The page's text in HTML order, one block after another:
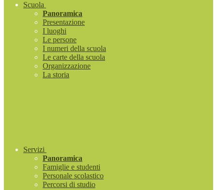
Scuola
Panoramica
Presentazione
I luoghi
Le persone
I numeri della scuola
Le carte della scuola
Organizzazione
La storia
Servizi
Panoramica
Famiglie e studenti
Personale scolastico
Percorsi di studio